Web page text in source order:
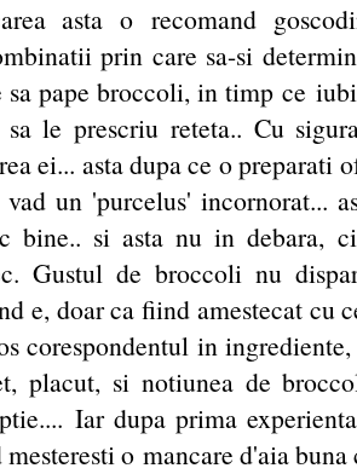
asta o recomand
prin care sa-si
sa pape broccoli, in timp ce
sa le prescriu reteta.. Cu
ei... asta dupa ce o
vad un 'purcelus' incornorat...
bine.. si asta nu in debara,
Gustul de broccoli nu
e, doar ca fiind amestecat cu
corespondentul in
placut, si notiunea de
Iar dupa prima
o mancare d'aia